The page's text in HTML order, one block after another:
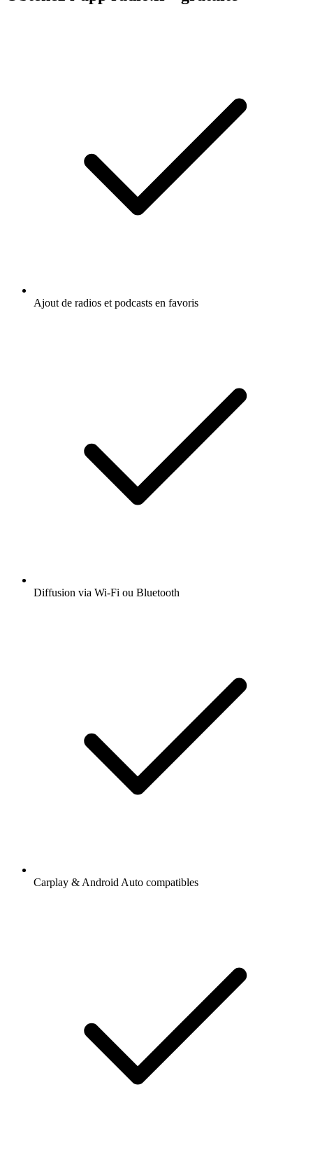
Ajout de radios et podcasts en favoris
Diffusion via Wi-Fi ou Bluetooth
Carplay & Android Auto compatibles